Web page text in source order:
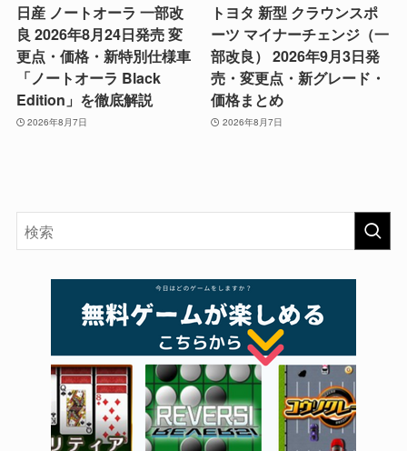
日産 ノートオーラ 一部改
良 2026年8月24日発売 変
更点・価格・新特別仕様車
「ノートオーラ Black
Edition」を徹底解説
2026年8月7日
トヨタ 新型 クラウンスポ
ーツ マイナーチェンジ（一
部改良） 2026年9月3日発
売・変更点・新グレード・
価格まとめ
2026年8月7日